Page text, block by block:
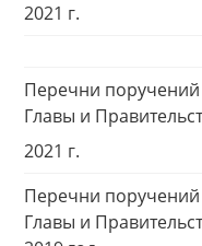
2021 г.
Перечни
Главы и
2021 г.
Перечни
Главы и